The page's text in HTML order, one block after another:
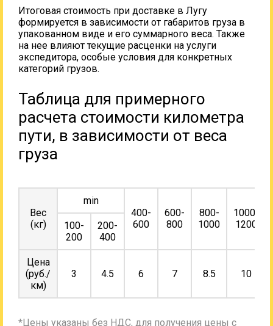
Итоговая стоимость при доставке в Лугу
формируется в зависимости от габаритов груза в
упакованном виде и его суммарного веса. Также
на нее влияют текущие расценки на услуги
экспедитора, особые условия для конкретных
категорий грузов.
Таблица для примерного
расчета стоимости километра
пути, в зависимости от веса
груза
Вес
(кг)
min
400-
600
600-
800
800-
1000
1000-
1200
100-
200
200-
400
Цена
(руб./
км)
3 4.5 6 7 8.5 10
*Цены указаны без НДС, для получения цены с